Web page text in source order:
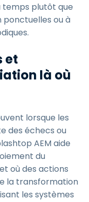
temps plutôt que
ponctuelles ou à
et
là où
lorsque les
des échecs ou
AEM aide
du
où des actions
la transformation
les systèmes